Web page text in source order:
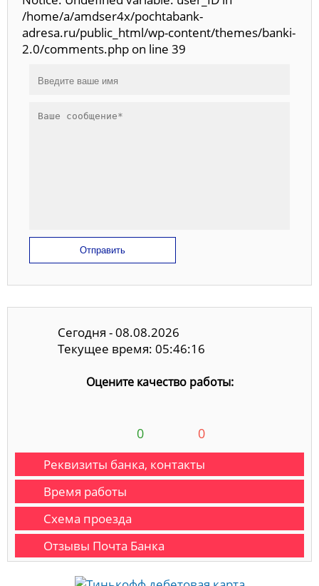
/home/a/amdser4x/pochtabank-
adresa.ru/public_html/wp-content/themes/banki-
2.0/comments.php on line 39
Отправить
Сегодня - 08.08.2026
Текущее время: 05:46:17
Оцените качество работы:
0 0
Реквизиты банка, контакты
Время работы
Схема проезда
Отзывы Почта Банка